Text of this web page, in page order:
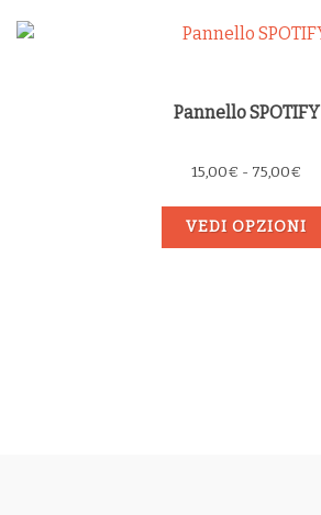
Pannello SPOTIFY
15,00€ - 75,00€
da
VEDI OPZIONI